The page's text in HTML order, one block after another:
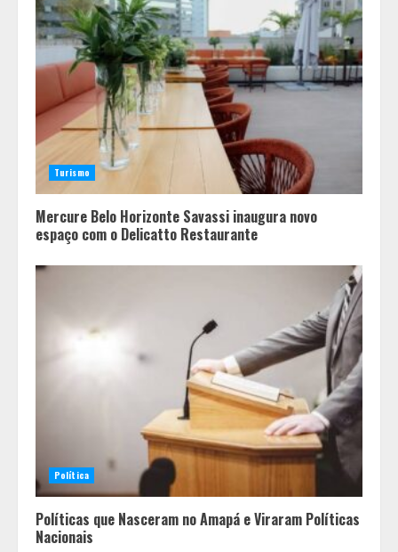
Turismo
Mercure Belo Horizonte Savassi inaugura novo
espaço com o Delicatto Restaurante
Política
Políticas que Nasceram no Amapá e Viraram Políticas
Nacionais